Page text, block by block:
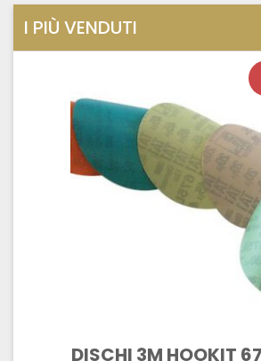
I PIÙ VENDUTI
DISCHI 3M HOOKIT